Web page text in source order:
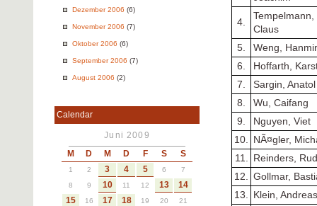
Dezember 2006 (6)
November 2006 (7)
Oktober 2006 (6)
September 2006 (7)
August 2006 (2)
Calendar
Juni 2009
M D M D F S S
1 2 3 4 5 6
7
8
9 10 11 12 13
14
15
16 17 18 19 20
21
4.
Tempelmann,
Claus
5.
Weng,
6.
Hoffarth,
7.
Sargin, Anatol
8.
Wu, Caifang
9.
Nguyen, Viet
10.
NÃ¤gler,
11.
Reinders,
12. Gollmar,
13.
Klein, Andreas